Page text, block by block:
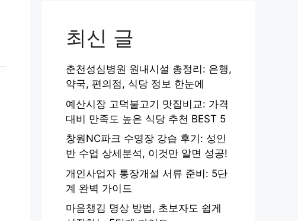
최신 글
춘천성심병원 원내시설 총정리: 은행,
약국, 편의점, 식당 정보 한눈에
예산시장 고덕불고기 맛집비교: 가격
대비 만족도 높은 식당 추천 BEST 5
창원NC파크 수영장 강습 후기: 성인
반 수업 상세분석, 이것만 알면 성공!
개인사업자 통장개설 서류 준비: 5단
계 완벽 가이드
마음챙김 명상 방법, 초보자도 쉽게